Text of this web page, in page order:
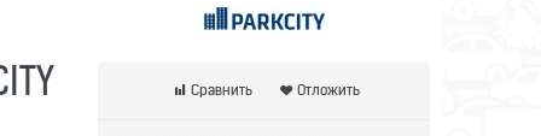
Сравнить Отложить